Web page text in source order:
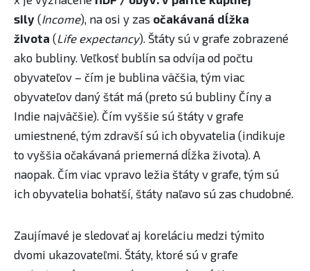
sily (Income), na osi y zas očakávaná dĺžka
života (Life expectancy). Štáty sú v grafe zobrazené
ako bubliny. Veľkosť bublín sa odvíja od počtu
obyvateľov – čím je bublina väčšia, tým viac
obyvateľov daný štát má (preto sú bubliny Číny a
Indie najväčšie). Čím vyššie sú štáty v grafe
umiestnené, tým zdravší sú ich obyvatelia (indikuje
to vyššia očakávaná priemerná dĺžka života). A
naopak. Čím viac vpravo ležia štáty v grafe, tým sú
ich obyvatelia bohatší, štáty naľavo sú zas chudobné.
Zaujímavé je sledovať aj koreláciu medzi týmito
dvomi ukazovateľmi. Štáty, ktoré sú v grafe